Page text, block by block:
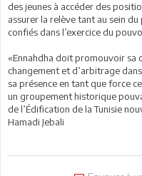
des jeunes à accéder des
assurer la relève tant au sein
confiés dans l’exercice du
«Ennahdha doit promouvoir sa
changement et d’arbitrage
sa présence en tant que force
un groupement historique
de l’Édification de la Tunisie
Hamadi Jebali